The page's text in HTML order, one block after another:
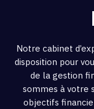
Notre cabinet
disposition pour
de la gestion
sommes à votre
objectifs